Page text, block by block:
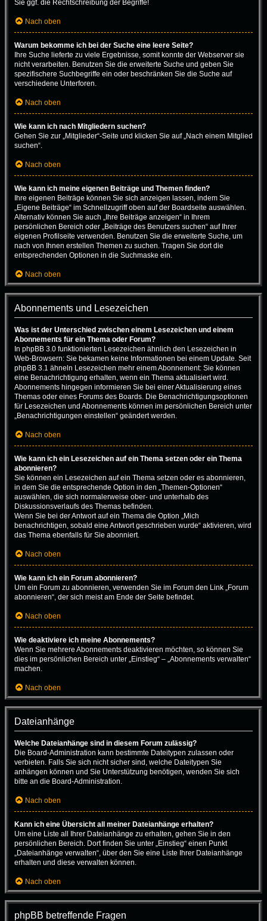
Sie ggf. die Rechtschreibung der Begriffe!
Nach oben
Warum bekomme ich bei der Suche eine leere Seite?
Ihre Suche lieferte zu viele Ergebnisse, somit konnte der Webserver sie
nicht verarbeiten. Benutzen Sie die erweiterte Suche und geben Sie
spezifischere Suchbegriffe ein oder beschränken Sie die Suche auf
verschiedene Unterforen.
Nach oben
Wie kann ich nach Mitgliedern suchen?
Gehen Sie zur „Mitglieder“-Seite und klicken Sie auf „Nach einem Mitglied
suchen“.
Nach oben
Wie kann ich meine eigenen Beiträge und Themen finden?
Ihre eigenen Beiträge können Sie sich anzeigen lassen, indem Sie
„Eigene Beiträge“ im Schnellzugriff oben auf der Boardseite auswählen.
Alternativ können Sie auch „Ihre Beiträge anzeigen“ in Ihrem
persönlichen Bereich oder „Beiträge des Benutzers suchen“ auf Ihrer
eigenen Profilseite verwenden. Benutzen Sie die erweiterte Suche, um
nach von Ihnen erstellen Themen zu suchen. Tragen Sie dort die
entsprechenden Optionen in die Suchmaske ein.
Nach oben
Abonnements und Lesezeichen
Was ist der Unterschied zwischen einem Lesezeichen und einem
Abonnements für ein Thema oder Forum?
In phpBB 3.0 funktionierten Lesezeichen ähnlich den Lesezeichen in
Web-Browsern: Sie bekamen keine Informationen bei einem Update. Seit
phpBB 3.1 ähneln Lesezeichen mehr einem Abonnement: Sie können
eine Benachrichtigung erhalten, wenn ein Thema aktualisiert wird.
Abonnements hingegen informieren Sie bei einer Aktualisierung eines
Themas oder eines Forums des Boards. Die Benachrichtigungsoptionen
für Lesezeichen und Abonnements können im persönlichen Bereich unter
„Benachrichtigungen einstellen“ geändert werden.
Nach oben
Wie kann ich ein Lesezeichen auf ein Thema setzen oder ein Thema
abonnieren?
Sie können ein Lesezeichen auf ein Thema setzen oder es abonnieren,
in dem Sie die entsprechende Option in den „Themen-Optionen“
auswählen, die sich normalerweise ober- und unterhalb des
Diskussionsverlaufs des Themas befinden.
Wenn Sie bei der Antwort auf ein Thema die Option „Mich
benachrichtigen, sobald eine Antwort geschrieben wurde“ aktivieren, wird
das Thema ebenfalls für Sie abonniert.
Nach oben
Wie kann ich ein Forum abonnieren?
Um ein Forum zu abonnieren, verwenden Sie im Forum den Link „Forum
abonnieren“, der sich meist am Ende der Seite befindet.
Nach oben
Wie deaktiviere ich meine Abonnements?
Wenn Sie mehrere Abonnements deaktivieren möchten, so können Sie
dies im persönlichen Bereich unter „Einstieg“ – „Abonnements verwalten“
machen.
Nach oben
Dateianhänge
Welche Dateianhänge sind in diesem Forum zulässig?
Die Board-Administration kann bestimmte Dateitypen zulassen oder
verbieten. Falls Sie sich nicht sicher sind, welche Dateitypen Sie
anhängen können und Sie Unterstützung benötigen, wenden Sie sich
bitte an die Board-Administration.
Nach oben
Kann ich eine Übersicht all meiner Dateianhänge erhalten?
Um eine Liste all Ihrer Dateianhänge zu erhalten, gehen Sie in den
persönlichen Bereich. Dort finden Sie unter „Einstieg“ einen Punkt
„Dateianhänge verwalten“, über den Sie eine Liste Ihrer Dateianhänge
erhalten und diese verwalten können.
Nach oben
phpBB betreffende Fragen